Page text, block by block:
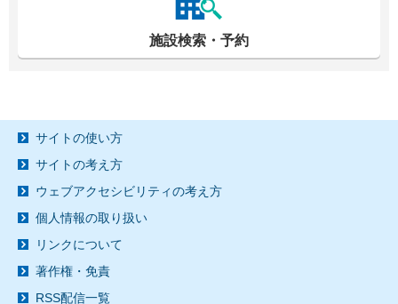
施設検索・予約
サイトの使い方
サイトの考え方
ウェブアクセシビリティの考え方
個人情報の取り扱い
リンクについて
著作権・免責
RSS配信一覧